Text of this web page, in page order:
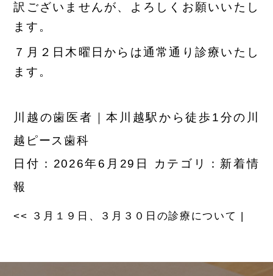
訳ございませんが、よろしくお願いいたし
ます。
７月２日木曜日からは通常通り診療いたし
ます。
川越の歯医者｜本川越駅から徒歩1分の川
越ピース歯科
日付：2026年6月29日 カテゴリ： 新着情
報
<< ３月１９日、３月３０日の診療について